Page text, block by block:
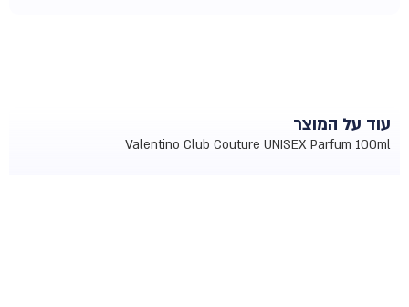
עוד על המוצר
Valentino Club Couture UNISEX Parfum 100ml